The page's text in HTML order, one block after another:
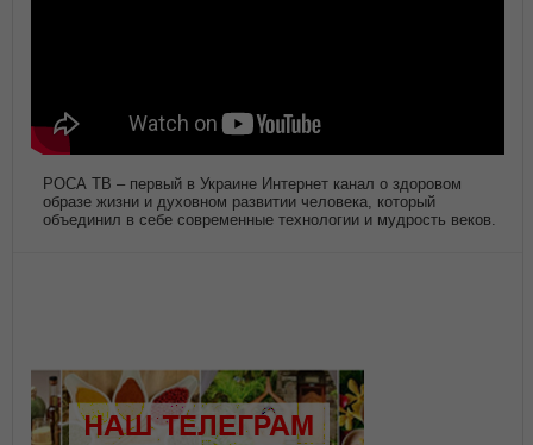
РОСА ТВ – первый в Украине Интернет канал о здоровом
образе жизни и духовном развитии человека, который
объединил в себе современные технологии и мудрость веков.